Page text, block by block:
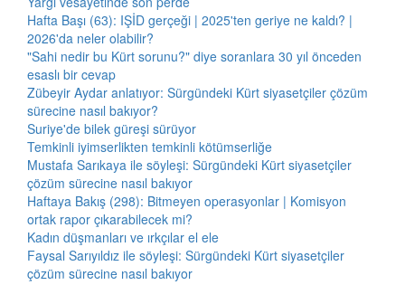
Hafta Başı (63): IŞİD gerçeği | 2025'ten geriye ne kaldı? |
2026'da neler olabilir?
"Sahi nedir bu Kürt sorunu?" diye soranlara 30 yıl önceden
esaslı bir cevap
Zübeyir Aydar anlatıyor: Sürgündeki Kürt siyasetçiler çözüm
sürecine nasıl bakıyor?
Suriye'de bilek güreşi sürüyor
Temkinli iyimserlikten temkinli kötümserliğe
Mustafa Sarıkaya ile söyleşi: Sürgündeki Kürt siyasetçiler
çözüm sürecine nasıl bakıyor
Haftaya Bakış (298): Bitmeyen operasyonlar | Komisyon
ortak rapor çıkarabilecek mi?
Kadın düşmanları ve ırkçılar el ele
Faysal Sarıyıldız ile söyleşi: Sürgündeki Kürt siyasetçiler
çözüm sürecine nasıl bakıyor